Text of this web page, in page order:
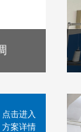
点击进入
方案详情